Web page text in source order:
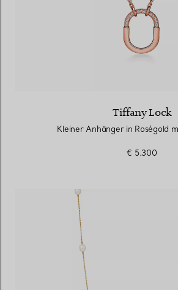
Tiffany Lock
Kleiner Anhänger in Roségold
€ 5.300